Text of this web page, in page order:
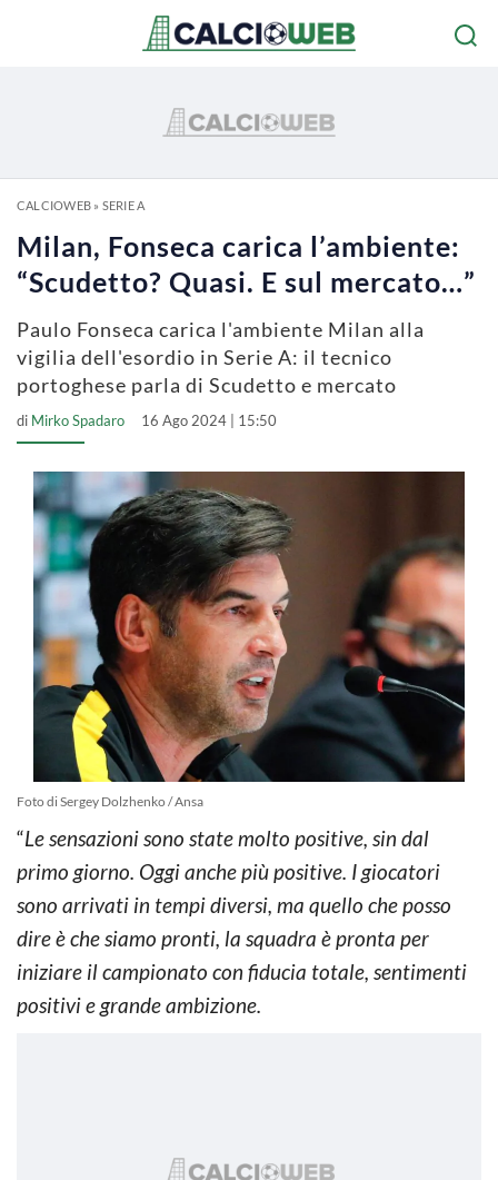
CALCIOWEB» SERIE A
Milan, Fonseca carica l’ambiente:
“Scudetto? Quasi. E sul mercato…”
Paulo Fonseca carica l'ambiente Milan alla
vigilia dell'esordio in Serie A: il tecnico
portoghese parla di Scudetto e mercato
di Mirko Spadaro 16 Ago 2024 | 15:50
Foto di Sergey Dolzhenko / Ansa
“Le sensazioni sono state molto positive, sin dal
primo giorno. Oggi anche più positive. I giocatori
sono arrivati in tempi diversi, ma quello che posso
dire è che siamo pronti, la squadra è pronta per
iniziare il campionato con fiducia totale, sentimenti
positivi e grande ambizione.